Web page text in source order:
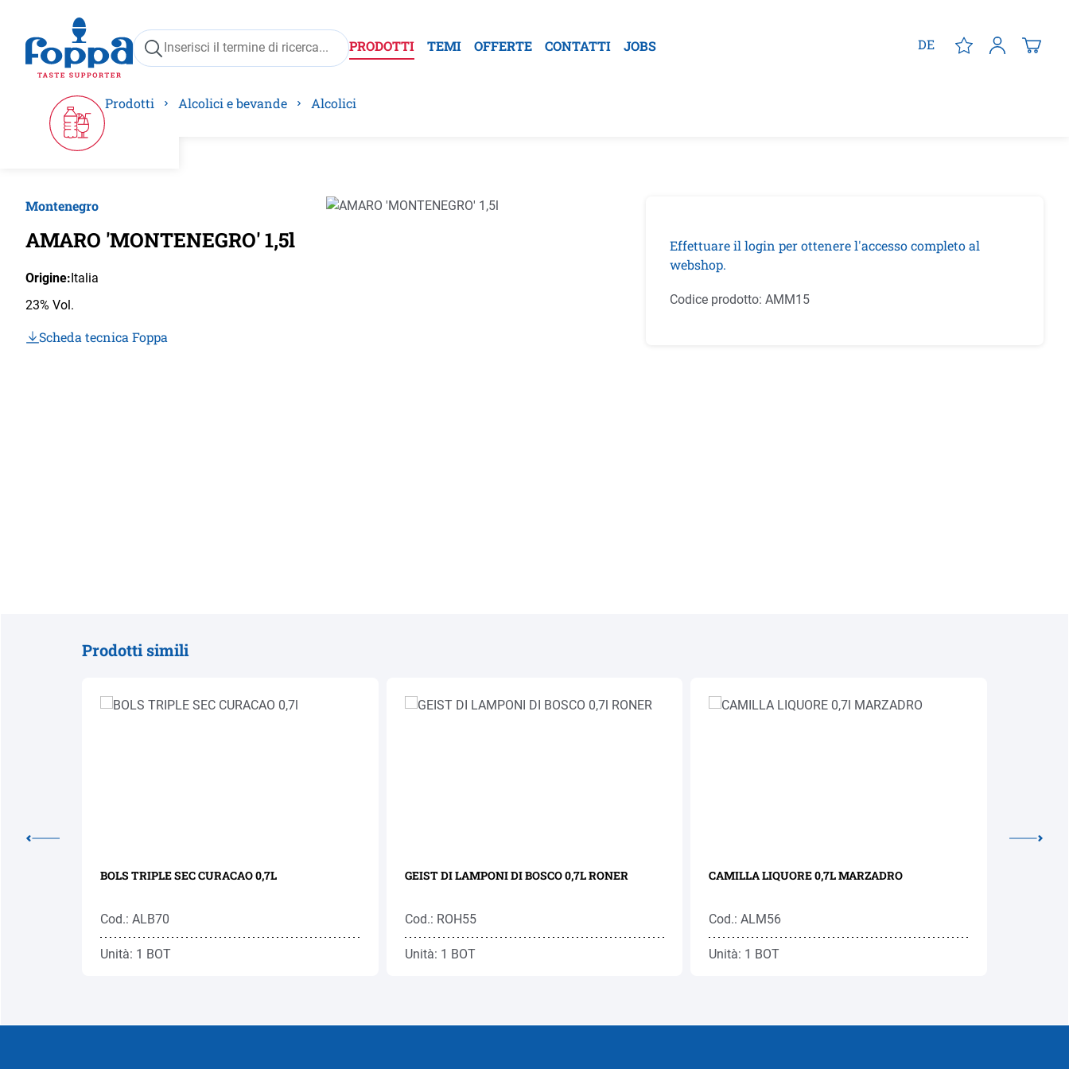
Passa alla navigazione principale
PRODOTTI TEMI OFFERTE CONTATTI JOBS DE
Prodotti Alcolici e bevande Alcolici
Montenegro
AMARO 'MONTENEGRO' 1,5l
Origine:Italia
23% Vol.
Scheda tecnica Foppa
Salta la galleria di immagini
Effettuare il login per ottenere l'accesso completo al
webshop.
Codice prodotto: AMM15
Prodotti simili
BOLS TRIPLE SEC CURACAO 0,7L
Cod.: ALB70
Unità: 1 BOT
GEIST DI LAMPONI DI BOSCO 0,7L RONER
Cod.: ROH55
Unità: 1 BOT
CAMILLA LIQUORE 0,7L MARZADRO
Cod.: ALM56
Unità: 1 BOT